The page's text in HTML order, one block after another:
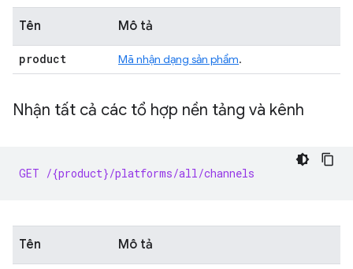
Tên Mô tả
product Mã nhận dạng sản phẩm.
Nhận tất cả các tổ hợp nền tảng và kênh
GET /{product}/platforms/all/channels
Tên Mô tả